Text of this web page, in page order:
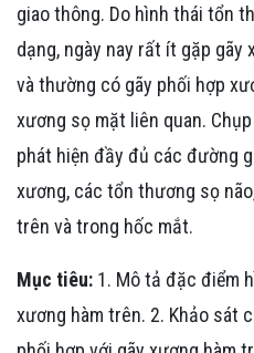
giao thông. Do hình thái tổn
dạng, ngày nay rất ít gặp
và thường có gãy phối hợp
xương sọ mặt liên quan.
phát hiện đầy đủ các đường
xương, các tổn thương sọ
trên và trong hốc mắt.
Mục tiêu: 1. Mô tả đặc điểm
xương hàm trên. 2. Khảo sát